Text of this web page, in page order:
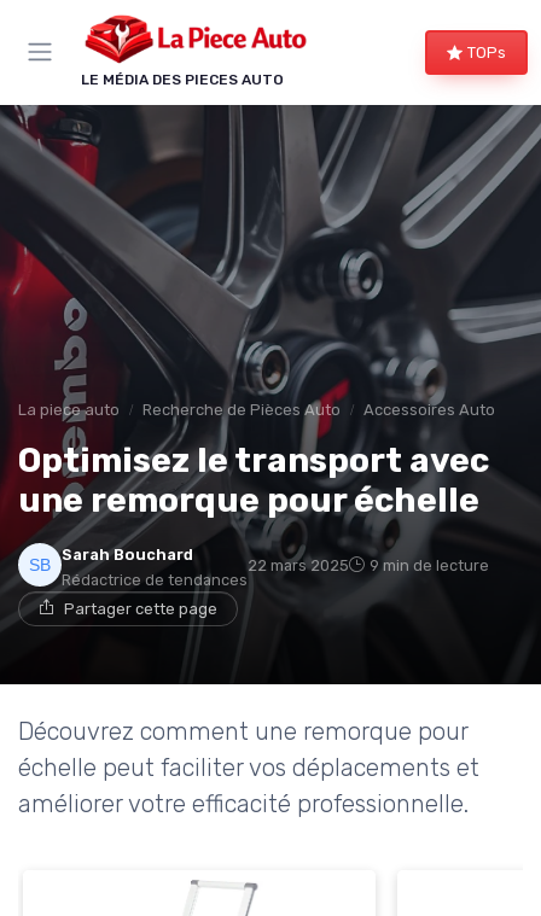
LE MÉDIA DES PIECES AUTO
TOPs
La piece auto Recherche de Pièces Auto Accessoires Auto
Optimisez le transport avec
une remorque pour échelle
Sarah Bouchard
Rédactrice de tendances
22 mars 2025 9 min de lecture
Partager cette page
Découvrez comment une remorque pour
échelle peut faciliter vos déplacements et
améliorer votre efficacité professionnelle.
Panneau de gestion des cookies